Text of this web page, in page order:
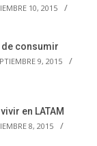
10, 2015
de consumir
9, 2015
en LATAM
8, 2015